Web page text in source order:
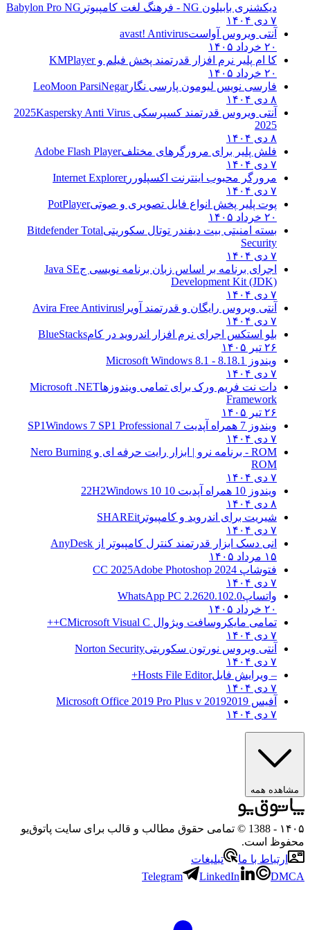
دیکشنری بابیلون NG - فرهنگ لغت کامپیوتر
Babylon Pro NG
۷ دی ۱۴۰۴
آنتی ویروس آواستavast! Antivirus
۲۰ خرداد ۱۴۰۵
کا ام پلیر نرم افزار قدرتمند پخش فیلم وKMPlayer
۲۰ خرداد ۱۴۰۵
فارسی نویس لیومون پارسی نگارLeoMoon ParsiNegar
۸ دی ۱۴۰۴
آنتی ویروس قدرتمند کسپرسکی 2025 Kaspersky Anti Virus
2025
۸ دی ۱۴۰۴
فلش پلیر برای مرورگرهای مختلفAdobe Flash Player
۷ دی ۱۴۰۴
مرورگر محبوب اینترنت اکسپلوررInternet Explorer
۷ دی ۱۴۰۴
پوت پلیر پخش انواع فایل تصویری و صوتیPotPlayer
۲۰ خرداد ۱۴۰۵
بسته امنیتی بیت دیفندر توتال سکوریتیBitdefender Total
Security
۷ دی ۱۴۰۴
اجرای برنامه بر اساس زبان برنامه نویسی جJava SE
Development Kit (JDK)
۷ دی ۱۴۰۴
آنتی ویروس رایگان و قدرتمند آویرا Avira Free Antivirus
۷ دی ۱۴۰۴
بلو استکس اجرای نرم افزار اندروید در کامBlueStacks
۲۶ تیر ۱۴۰۵
ویندوز 8.1
8.1 - Microsoft Windows 8.1
۷ دی ۱۴۰۴
دات نت فریم ورک برای تمامی ویندوزهاMicrosoft .NET
Framework
۲۶ تیر ۱۴۰۵
ویندوز 7 همراه آپدیت 7 SP1
Windows 7 SP1 Professional
۷ دی ۱۴۰۴
ROM - برنامه نرو | ابزار رایت حرفه ای و
Nero Burning
ROM
۷ دی ۱۴۰۴
ویندوز 10 همراه آپدیت 10 22H2
Windows 10
۸ دی ۱۴۰۴
شیریت برای اندروید و کامپیوتر SHAREit
۷ دی ۱۴۰۴
انی دسک ابزار قدرتمند کنترل کامپیوتر از AnyDesk
۱۵ مرداد ۱۴۰۵
فتوشاپ CC 2025 Adobe Photoshop 2024
۷ دی ۱۴۰۴
واتساپWhatsApp PC 2.2620.102.0
۲۰ خرداد ۱۴۰۵
تمامی مایکروسافت ویژوال C Microsoft Visual C++
۷ دی ۱۴۰۴
آنتی ویروس نورتون سکوریتیNorton Security
۷ دی ۱۴۰۴
– ویرایش فایلHosts File Editor+
۷ دی ۱۴۰۴
آفیس 2019 2019 Microsoft Office 2019 Pro Plus v
۷ دی ۱۴۰۴
مشاهده همه
۱۴۰۵
- 1388 © تمامی حقوق مطالب و قالب برای سایت پاتوق‌یو
محفوظ است.
ارتباط با ما
تبلیغات
Telegram
LinkedIn DMCA